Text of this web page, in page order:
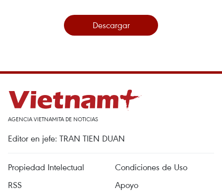
Descargar
AGENCIA VIETNAMITA DE NOTICIAS
Editor en jefe: TRAN TIEN DUAN
Propiedad Intelectual
Condiciones de Uso
RSS
Apoyo